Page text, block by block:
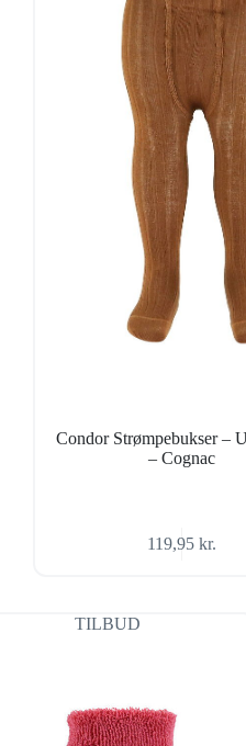
Condor Strømpebukser –
– Cognac
119,95 kr.
TILBUD